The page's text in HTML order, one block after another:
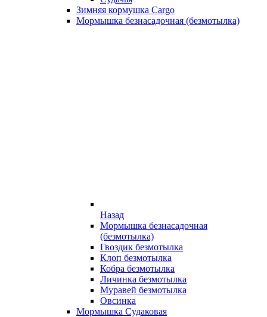
Зимняя кормушка Cargo
Мормышка безнасадочная (безмотылка)
Назад
Мормышка безнасадочная
(безмотылка)
Гвоздик безмотылка
Клоп безмотылка
Кобра безмотылка
Личинка безмотылка
Муравей безмотылка
Овсинка
Мормышка Судаковая